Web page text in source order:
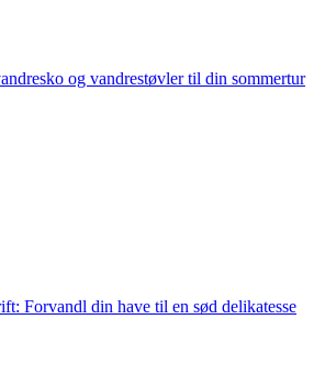
og vandrestøvler til din sommertur
Forvandl din have til en sød delikatesse